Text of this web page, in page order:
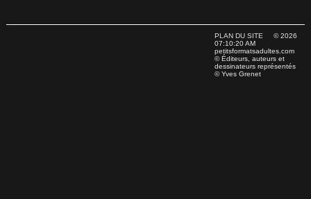
PLAN DU SITE © 2026
07:10:20 AM
petitsformatsadultes.com
© Éditeurs, auteurs et
dessinateurs représentés
© Yves Grenet